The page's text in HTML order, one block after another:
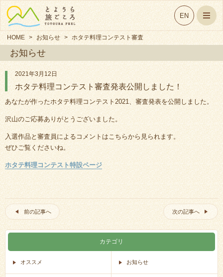
EN
HOME > お知らせ > ホタテ料理コンテスト審査
お知らせ
2021年3月12日
ホタテ料理コンテスト審査発表公開しました！
あなたが作ったホタテ料理コンテスト2021、審査発表を公開しました。
沢山のご応募ありがとうございました。
入選作品と審査員によるコメントはこちらから見られます。
ぜひご覧くださいね。
ホタテ料理コンテスト特設ページ
前の記事へ 次の記事へ
カテゴリ
オススメ お知らせ